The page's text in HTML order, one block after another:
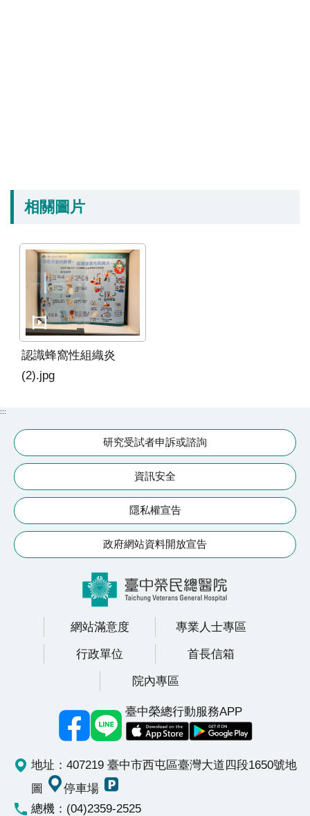
相關圖片
認識蜂窩性組織炎
(2).jpg
:::
研究受試者申訴或諮詢
資訊安全
隱私權宣告
政府網站資料開放宣告
網站滿意度
專業人士專區
行政單位
首長信箱
院內專區
臺中榮總行動服務APP
地址：407219 臺中市西屯區臺灣大道四段1650號地
圖
停車場
總機：(04)2359-2525